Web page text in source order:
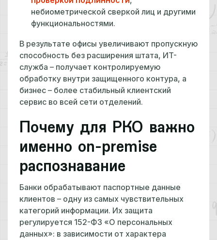
небиометрической сверкой лиц и другими
функциональностями.
В результате офисы увеличивают пропускную
способность без расширения штата, ИТ-
служба – получает контролируемую
обработку внутри защищенного контура, а
бизнес – более стабильный клиентский
сервис во всей сети отделений.
Почему для РКО важно
именно on-premise
распознавание
Банки обрабатывают паспортные данные
клиентов – одну из самых чувствительных
категорий информации. Их защита
регулируется 152-ФЗ «О персональных
данных»: в зависимости от характера